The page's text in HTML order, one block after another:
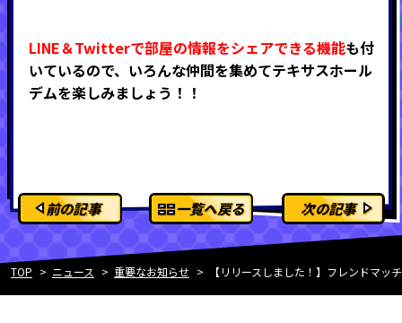
LINE＆Twitterで部屋の情報をシェアできる機能も付
いているので、いろんな仲間を集めてテキサスホール
デムを楽しみましょう！！
前の記事 一覧へ戻る 次の記事
TOP ニュース 重要なお知らせ 【リリースしました！】フレンドマッ